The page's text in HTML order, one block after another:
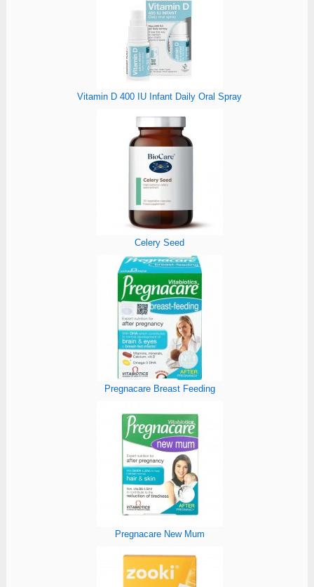
Vitamin D 400 IU Infant Daily Oral Spray
Celery Seed
Pregnacare Breast Feeding
Pregnacare New Mum